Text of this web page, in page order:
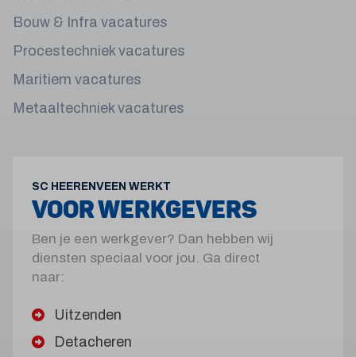
Bouw & Infra vacatures
Procestechniek vacatures
Maritiem vacatures
Metaaltechniek vacatures
SC HEERENVEEN WERKT
VOOR WERKGEVERS
Ben je een werkgever? Dan hebben wij
diensten speciaal voor jou. Ga direct
naar:
Uitzenden
Detacheren